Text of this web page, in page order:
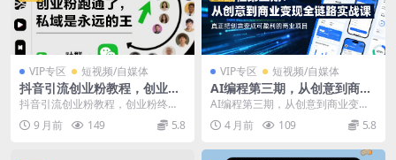
VIP专区 短视频/自媒体
抖音引流创业粉教程，创业粉
终于跑通了，私域是永远的王
抖音引流创业粉教程，创业粉终于
跑通了，私域是永远的王 说实话，
这两年断断续续一直...
9 月前 149 5.8
VIP专区 短视频/自媒体
AI编程第三期，从创意到商业
变现的全链路实战课，真正把
创意变成可盈利的商业项目(更
新4月17日)
AI编程第三期，从创意到商业变现
的全链路实战课，真正把创意变成
可盈利的商业项目（...
4 月前 109 5.8